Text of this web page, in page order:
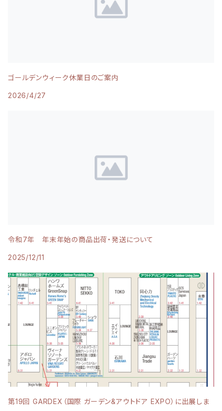
ゴールデンウィーク休業日のご案内
2026/4/27
令和7年 年末年始の商品出荷・発送について
2025/12/11
第19回 GARDEX（国際 ガーデン&アウトドア EXPO）に出展しま